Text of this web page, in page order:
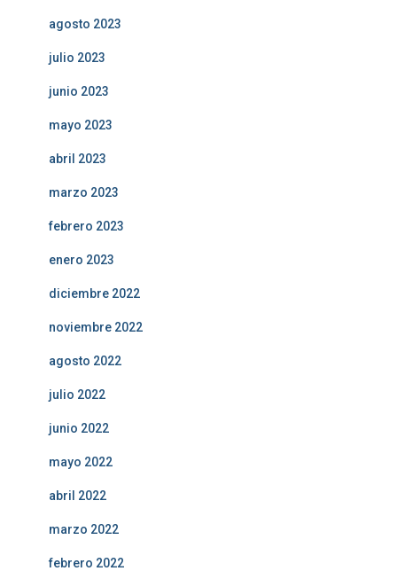
agosto 2023
julio 2023
junio 2023
mayo 2023
abril 2023
marzo 2023
febrero 2023
enero 2023
diciembre 2022
noviembre 2022
agosto 2022
julio 2022
junio 2022
mayo 2022
abril 2022
marzo 2022
febrero 2022